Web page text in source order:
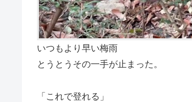
いつもより早い梅雨
とうとうその一手が止まった。
「これで登れる」